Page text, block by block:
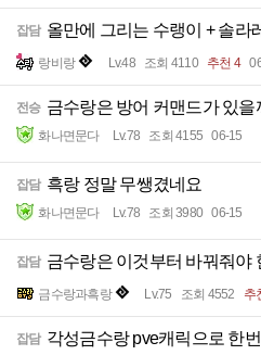
잡담 올만에 그리는 수랭이 + 솔라
랑비랑 Lv.48 조회 4110 추천 4
전승 금수랑은 방어 커맨드가 있을
화나면문다 Lv.78 조회 4155 06-15
잡담 흑랑 정말 무쌩겼네요
화나면문다 Lv.78 조회 3980 06-15
잡담 금수랑은 이것부터 바꿔줘야
금수랑과흑랑 Lv.75 조회 4552 추
잡담 각성금수랑 pve캐릭으로 한